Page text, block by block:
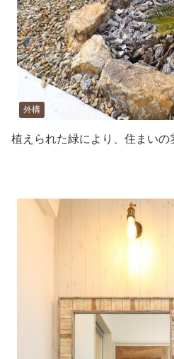
外構
植えられた緑により、住まいの